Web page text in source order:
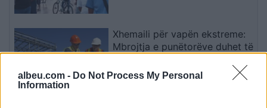
albeu.com - Do Not Process My Personal
Information
Xhemaili për vapën ekstreme:
Mbrojtja e punëtorëve duhet të